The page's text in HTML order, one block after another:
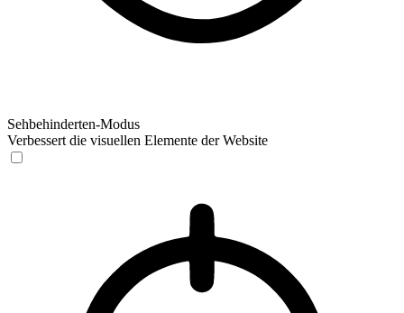
Sehbehinderten-Modus
Verbessert die visuellen Elemente der Website